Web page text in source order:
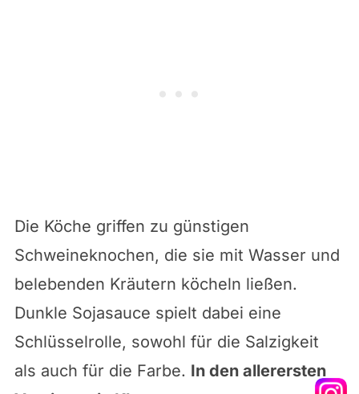
Die Köche griffen zu günstigen
Schweineknochen, die sie mit Wasser und
belebenden Kräutern köcheln ließen.
Dunkle Sojasauce spielt dabei eine
Schlüsselrolle, sowohl für die Salzigkeit
als auch für die Farbe. In den allerersten